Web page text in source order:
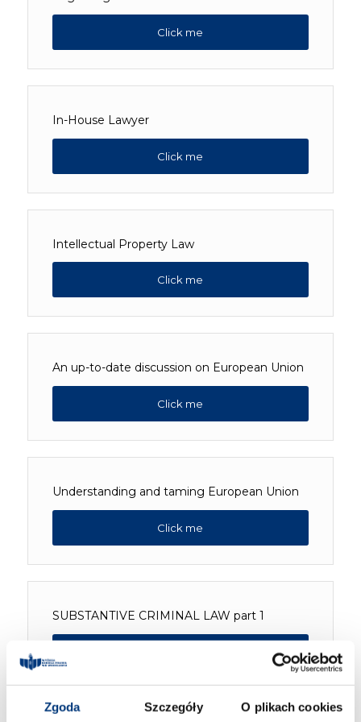
Zgoda Szczegóły O plikach cookies
Click me
In-House Lawyer
Click me
Intellectual Property Law
Click me
An up-to-date discussion on European Union
Click me
Understanding and taming European Union
Click me
SUBSTANTIVE CRIMINAL LAW part 1